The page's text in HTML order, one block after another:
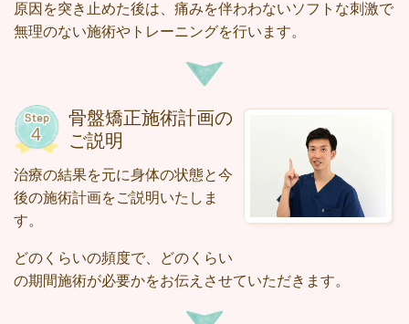
原因を突き止めた後は、痛みを伴わわないソフトな刺激で
無理のない施術やトレーニングを行います。
骨盤矯正施術計画の
ご説明
治療の結果を元に身体の状態と今
後の施術計画をご説明いたしま
す。
どのくらいの頻度で、どのくらい
の期間施術が必要かをお伝えさせていただきます。